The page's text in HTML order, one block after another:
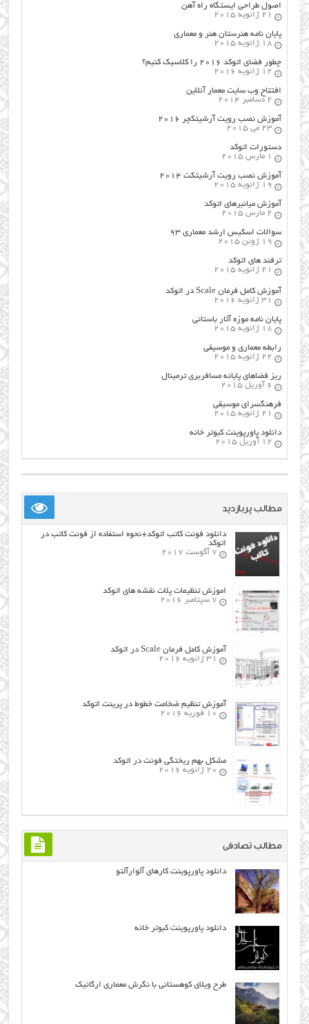
اصول طراحي ایستگاه راه آهن
21 ژانویه 2015
پایان نامه هنرستان هنر و معماري
18 ژانویه 2015
چطور فضای اتوکد ۲۰۱۶ را کلاسیک کنیم؟
12 ژانویه 2016
افتتاح وب سایت معمار آنلاین
2 دسامبر 2014
آموزش نصب رویت آرشیتکچر ۲۰۱۶
23 می 2015
دستورات اتوکد
1 مارس 2015
آموزش نصب رویت آرشیتکت ۲۰۱۴
19 ژانویه 2015
آموزش میانبرهای اتوکد
2 مارس 2015
سوالات اسکیس ارشد معماری ۹۳
19 ژوئن 2015
ترفند های اتوکد
21 ژانویه 2015
آموزش کامل فرمان Scale در اتوکد
31 ژانویه 2016
پایان نامه موزه آثار باستانی
18 ژانویه 2015
رابطه معماری و موسیقی
22 ژانویه 2015
ریز فضاهای پایانه مسافربری ترمینال
6 آوریل 2015
فرهنگسراي موسيقي
21 ژانویه 2015
دانلود پاورپوینت کبوتر خانه
12 آوریل 2015
مطالب پربازدید
دانلود فونت کاتب اتوکد+نحوه استفاده از فونت کاتب در
اتوکد
7 آگوست 2017
اموزش تنظیمات پلات نقشه های اتوکد
7 سپتامبر 2016
آموزش کامل فرمان Scale در اتوکد
31 ژانویه 2016
آموزش تنظیم ضخامت خطوط در پرینت اتوکد
10 فوریه 2016
مشکل بهم ریختگی فونت در اتوکد
20 ژانویه 2016
مطالب تصادفی
دانلود پاورپوینت کارهای آلوارآلتو
دانلود پاورپوینت کبوتر خانه
طرح ویلای کوهستانی با نگرش معماری ارگانیک